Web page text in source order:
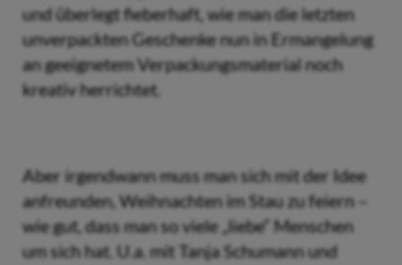
und überlegt fieberhaft, wie man die letzten
unverpackten Geschenke nun in Ermangelung
an geeignetem Verpackungsmaterial noch
kreativ herrichtet.
Aber irgendwann muss man sich mit der Idee
anfreunden, Weihnachten im Stau zu feiern –
wie gut, dass man so viele „liebe“ Menschen
um sich hat. U.a. mit Tanja Schumann und